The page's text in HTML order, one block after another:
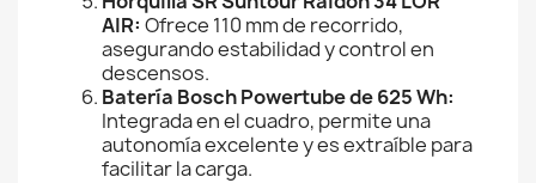
AIR: Ofrece 110 mm de recorrido,
asegurando estabilidad y control en
descensos.
Batería Bosch Powertube de 625 Wh:
Integrada en el cuadro, permite una
autonomía excelente y es extraíble para
facilitar la carga.